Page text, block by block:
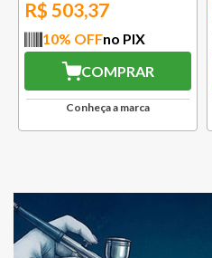
R$ 503,37
10% OFFno PIX
COMPRAR
Conheça a marca